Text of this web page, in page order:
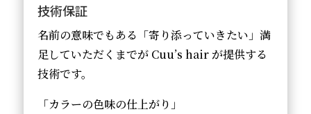
技術保証
名前の意味でもある「寄り添っていきたい」満
足していただくまでが Cuu’s hair が提供する
技術です。
「カラーの色味の仕上がり」